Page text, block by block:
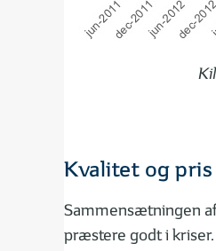
Kvalitet og
Sammensætningen
præstere godt i